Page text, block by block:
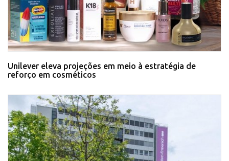
Unilever eleva projeções em meio à estratégia de
reforço em cosméticos